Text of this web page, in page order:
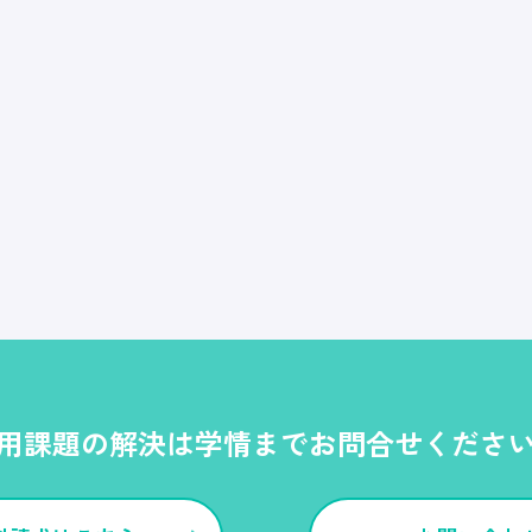
課題の解決は学情までお問合せくださ